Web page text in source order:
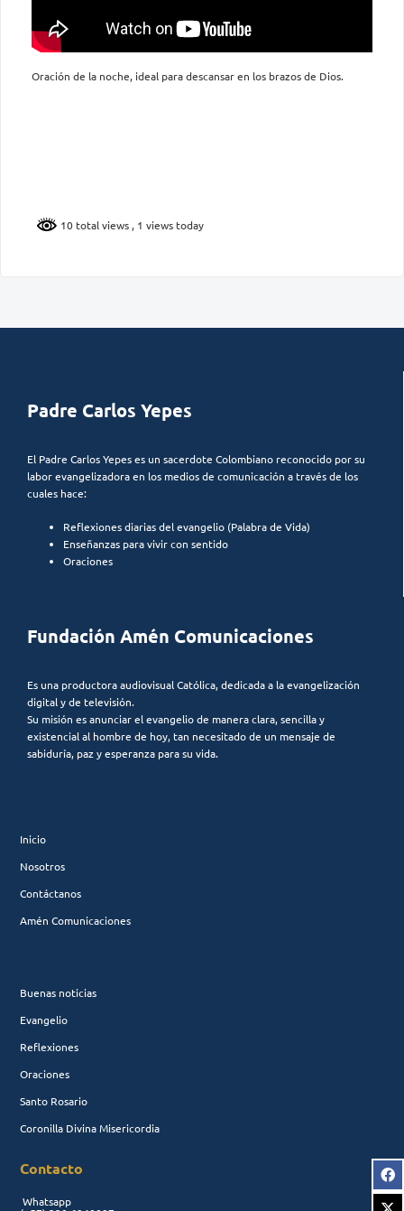
Oración de la noche, ideal para descansar en los brazos de Dios.
10 total views , 1 views today
Padre Carlos Yepes
El Padre Carlos Yepes es un sacerdote Colombiano reconocido por su
labor evangelizadora en los medios de comunicación a través de los
cuales hace:
Reflexiones diarias del evangelio (Palabra de Vida)
Enseñanzas para vivir con sentido
Oraciones
Fundación Amén Comunicaciones
Es una productora audiovisual Católica, dedicada a la evangelización
digital y de televisión.
Su misión es anunciar el evangelio de manera clara, sencilla y
existencial al hombre de hoy, tan necesitado de un mensaje de
sabiduría, paz y esperanza para su vida.
Inicio
Nosotros
Contáctanos
Amén Comunicaciones
Buenas noticias
Evangelio
Reflexiones
Oraciones
Santo Rosario
Coronilla Divina Misericordia
Contacto
Whatsapp